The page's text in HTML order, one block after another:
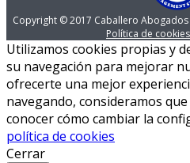
Copyright © 2017 Caballero
Política de cookies
Utilizamos cookies propias y
su navegación para mejorar
ofrecerte una mejor
navegando, consideramos
conocer cómo cambiar la
política de cookies
Cerrar